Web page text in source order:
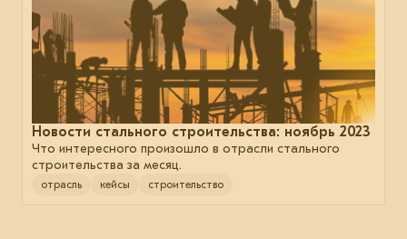
Новости стального строительства: ноябрь 2023
Что интересного произошло в отрасли стального
строительства за месяц.
отрасль кейсы строительство